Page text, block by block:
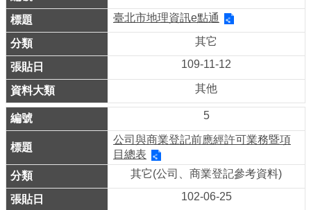
商
業
發
展
與
輔
導
商
圈
廊
帶
臺北市地理資訊e點通
其它
109-11-12
其他
5
公司與商業登記前應經許可業務暨項
目總表
其它(公司、商業登記參考資料)
102-06-25